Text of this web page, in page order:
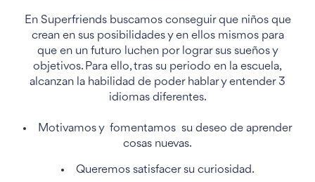
En Superfriends buscamos conseguir que niños que
crean en sus posibilidades y en ellos mismos para
que en un futuro luchen por lograr sus sueños y
objetivos. Para ello, tras su periodo en la escuela,
alcanzan la habilidad de poder hablar y entender 3
idiomas diferentes.
Motivamos y fomentamos su deseo de aprender
cosas nuevas.
Queremos satisfacer su curiosidad.